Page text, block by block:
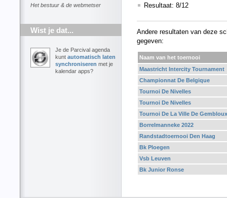
Het bestuur & de webmetser
Wist je dat...
Je de Parcival agenda
kunt automatisch laten
synchroniseren met je
kalendar apps?
Resultaat: 8/12
Andere resultaten van deze
gegeven:
Naam van het toernooi
Maastricht Intercity Tournament
Championnat De Belgique
Tournoi De Nivelles
Tournoi De Nivelles
Tournoi De La Ville De Gembloux
Borrelmanneke 2022
Randstadtoernooi Den Haag
Bk Ploegen
Vsb Leuven
Bk Junior Ronse